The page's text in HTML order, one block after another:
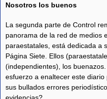
Nosotros los buenos
La segunda parte de Control
panorama de la red de medios
paraestatales, está dedicada a
Página Siete. Ellos
(independientes), los
esfuerzo a enaltecer este
sus bullados errores